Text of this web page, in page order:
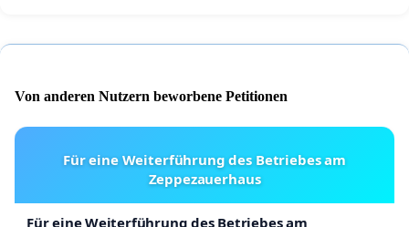
Von anderen Nutzern beworbene Petitionen
Für eine Weiterführung des Betriebes am
Zeppezauerhaus
Für eine Weiterführung des Betriebes am